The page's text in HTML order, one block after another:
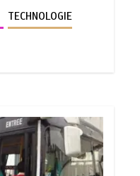
TECHNOLOGIE